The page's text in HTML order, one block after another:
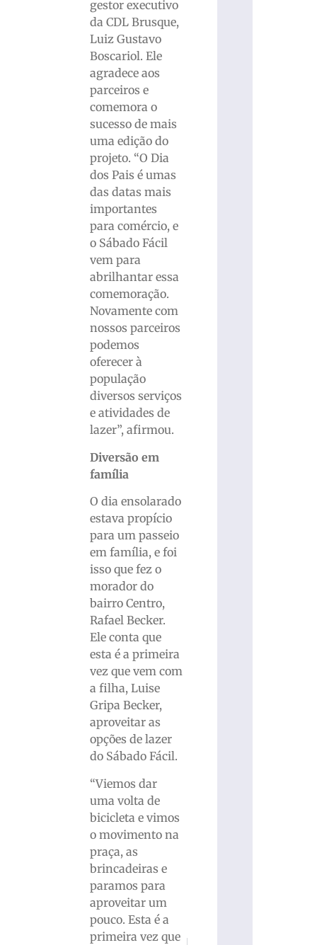
gestor executivo
da CDL Brusque,
Luiz Gustavo
Boscariol. Ele
agradece aos
parceiros e
comemora o
sucesso de mais
uma edição do
projeto. “O Dia
dos Pais é umas
das datas mais
importantes
para comércio, e
o Sábado Fácil
vem para
abrilhantar essa
comemoração.
Novamente com
nossos parceiros
podemos
oferecer à
população
diversos serviços
e atividades de
lazer”, afirmou.
Diversão em
família
O dia ensolarado
estava propício
para um passeio
em família, e foi
isso que fez o
morador do
bairro Centro,
Rafael Becker.
Ele conta que
esta é a primeira
vez que vem com
a filha, Luise
Gripa Becker,
aproveitar as
opções de lazer
do Sábado Fácil.
“Viemos dar
uma volta de
bicicleta e vimos
o movimento na
praça, as
brincadeiras e
paramos para
aproveitar um
pouco. Esta é a
primeira vez que